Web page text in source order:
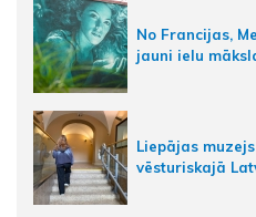
No Francijas,
jauni ielu
Liepājas
vēsturiskajā